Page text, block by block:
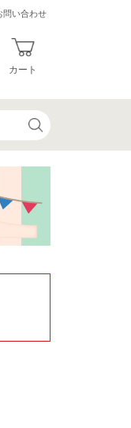
問い合わせ
カート